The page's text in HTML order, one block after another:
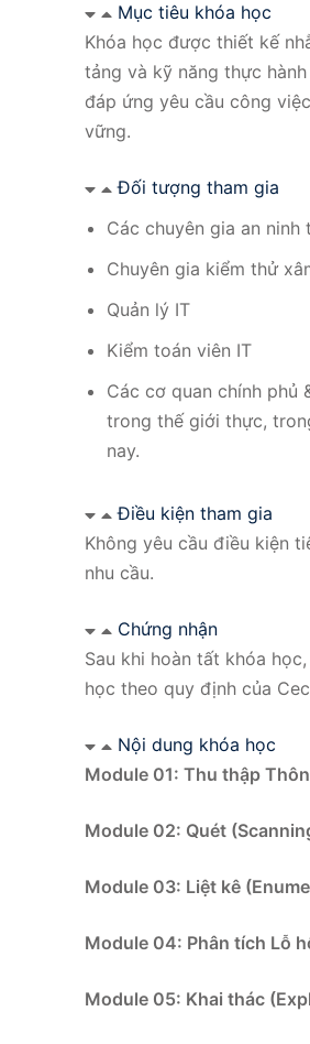
Mục tiêu khóa học
Khóa học được thiết kế
tảng và kỹ năng thực
đáp ứng yêu cầu công
vững.
Đối tượng tham gia
Các chuyên gia an ninh
Chuyên gia kiểm thử
Quản lý IT
Kiểm toán viên IT
Các cơ quan chính phủ
trong thế giới thực,
nay.
Điều kiện tham gia
Không yêu cầu điều kiện
nhu cầu.
Chứng nhận
Sau khi hoàn tất khóa
học theo quy định của
Nội dung khóa học
Module 01: Thu thập
Module 02: Quét
Module 03: Liệt kê
Module 04: Phân tích Lỗ
Module 05: Khai thác